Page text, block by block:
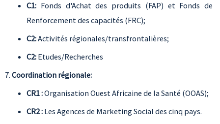
C1: Fonds d'Achat des produits (FAP) et Fonds de
Renforcement des capacités (FRC);
C2:Activités régionales/transfrontalières;
C2: Etudes/Recherches
Coordination régionale:
CR1 :Organisation Ouest Africaine de la Santé (OOAS);
CR2 : Les Agences de Marketing Social des cinq pays.